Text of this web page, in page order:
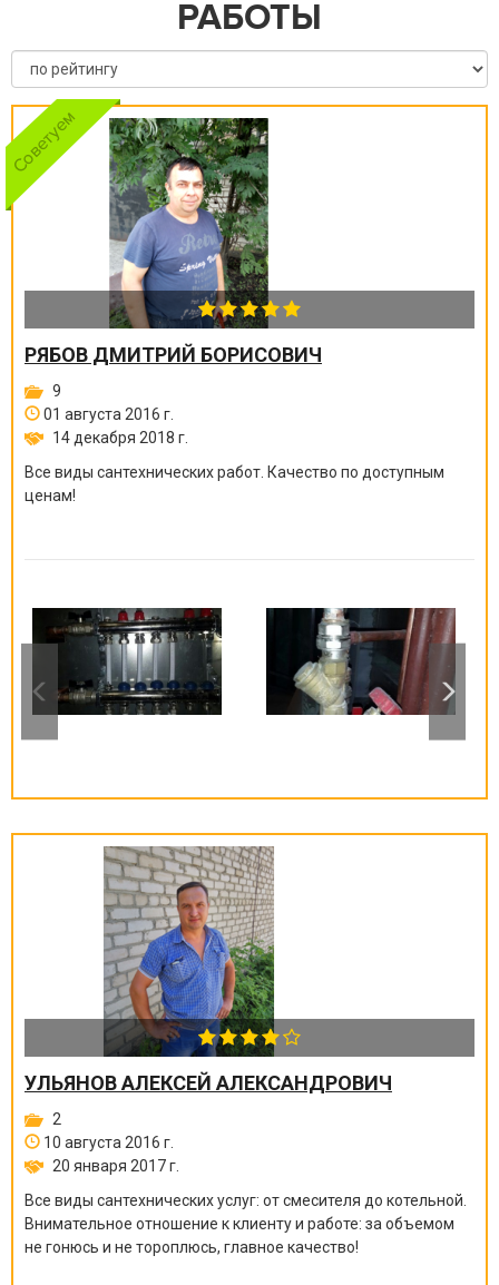
РАБОТЫ
РЯБОВ ДМИТРИЙ БОРИСОВИЧ
9
01 августа 2016 г.
14 декабря 2018 г.
Все виды сантехнических работ. Качество по доступным
ценам!
УЛЬЯНОВ АЛЕКСЕЙ АЛЕКСАНДРОВИЧ
2
10 августа 2016 г.
20 января 2017 г.
Все виды сантехнических услуг: от смесителя до котельной.
Внимательное отношение к клиенту и работе: за объемом
не гонюсь и не тороплюсь, главное качество!